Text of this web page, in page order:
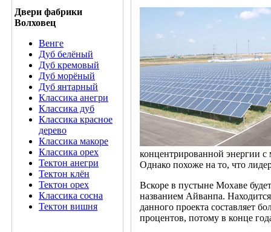
Двери фабрики
Волховец
Венге
Дуб белёный
Дуб кремовый
Дуб морёный
Дуб янтарный
Классика анегри
Классика дуб
Классика красное
дерево
Классика макоре
Классика орех
Тектон анегри
Тектон клён
Тектон орех
Классика сосна
Тектон вишня
концентрированной энергии
Однако похоже на то, что
Вскоре в пустыне Мохаве
названием Айванпа.
данного проекта составляет
процентов, потому в конце